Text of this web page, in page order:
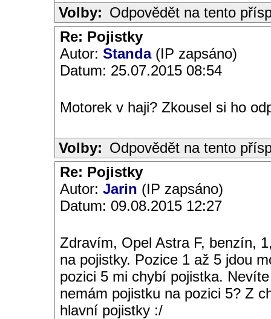
Volby: Odpovědět na tento
Re: Pojistky
Autor: Standa(IP zapsáno)
Datum: 25.07.2015 08:54
Motorek v haji? Zkousel si ho
Volby: Odpovědět na tento
Re: Pojistky
Autor: Jarin (IP zapsáno)
Datum: 09.08.2015 12:27
Zdravím, Opel Astra F, benzín,
na pojistky. Pozice 1 až 5 jdou
pozici 5 mi chybí pojistka.
nemám pojistku na pozici 5? Z
hlavní pojistky :/